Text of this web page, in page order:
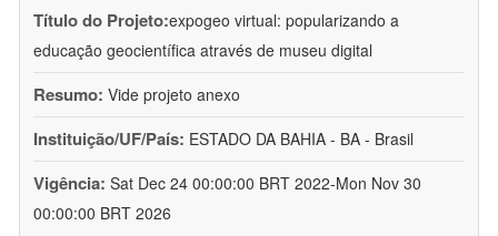
Título do Projeto:expogeo virtual: popularizando a
educação geocientífica através de museu digital
Resumo: Vide projeto anexo
Instituição/UF/País: ESTADO DA BAHIA - BA - Brasil
Vigência: Sat Dec 24 00:00:00 BRT 2022-Mon Nov 30
00:00:00 BRT 2026